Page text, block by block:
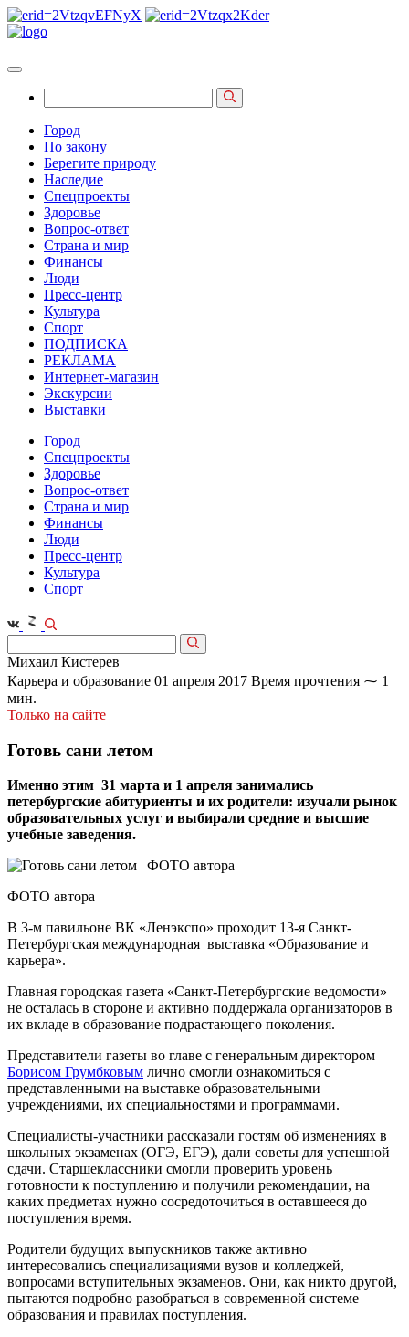
Город
По закону
Берегите природу
Наследие
Спецпроекты
Здоровье
Вопрос-ответ
Страна и мир
Финансы
Люди
Пресс-центр
Культура
Спорт
ПОДПИСКА
РЕКЛАМА
Интернет-магазин
Экскурсии
Выставки
Город
Спецпроекты
Здоровье
Вопрос-ответ
Страна и мир
Финансы
Люди
Пресс-центр
Культура
Спорт
Михаил Кистерев
Карьера и образование 01 апреля 2017 Время прочтения ⁓ 1
мин.
Только на сайте
Готовь сани летом
Именно этим 31 марта и 1 апреля занимались
петербургские абитуриенты и их родители: изучали рынок
образовательных услуг и выбирали средние и высшие
учебные заведения.
ФОТО автора
В 3-м павильоне ВК «Ленэкспо» проходит 13-я Санкт-
Петербургская международная выставка «Образование и
карьера».
Главная городская газета «Санкт-Петербургские ведомости»
не осталась в стороне и активно поддержала организаторов в
их вкладе в образование подрастающего поколения.
Представители газеты во главе с генеральным директором
Борисом Грумбковым лично смогли ознакомиться с
представленными на выставке образовательными
учреждениями, их специальностями и программами.
Специалисты-участники рассказали гостям об изменениях в
школьных экзаменах (ОГЭ, ЕГЭ), дали советы для успешной
сдачи. Старшеклассники смогли проверить уровень
готовности к поступлению и получили рекомендации, на
каких предметах нужно сосредоточиться в оставшееся до
поступления время.
Родители будущих выпускников также активно
интересовались специализациями вузов и колледжей,
вопросами вступительных экзаменов. Они, как никто другой,
пытаются подробно разобраться в современной системе
образования и правилах поступления.